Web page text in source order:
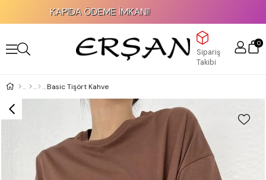
KAPIDA ÖDEME İMKANI!
Sipariş
Takibi
0
Basic Tişört Kahve